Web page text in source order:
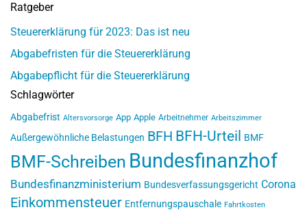
Ratgeber
Steuererklärung für 2023: Das ist neu
Abgabefristen für die Steuererklärung
Abgabepflicht für die Steuererklärung
Schlagwörter
Abgabefrist Altersvorsorge App Apple Arbeitnehmer Arbeitszimmer
Außergewöhnliche Belastungen BFH BFH-Urteil BMF
BMF-Schreiben Bundesfinanzhof
Bundesfinanzministerium Bundesverfassungsgericht Corona
Einkommensteuer Entfernungspauschale Fahrtkosten